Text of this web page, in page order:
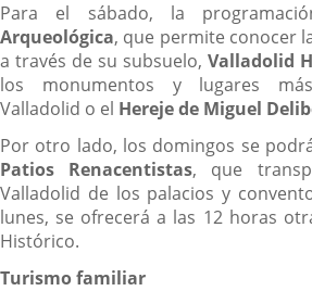
Para el sábado, la
Arqueológica, que permite conocer
a través de su subsuelo, Valladolid
los monumentos y lugares
Valladolid o el Hereje de Miguel
Por otro lado, los domingos se
Patios Renacentistas, que
Valladolid de los palacios y
lunes, se ofrecerá a las 12 horas
Histórico.
Turismo familiar